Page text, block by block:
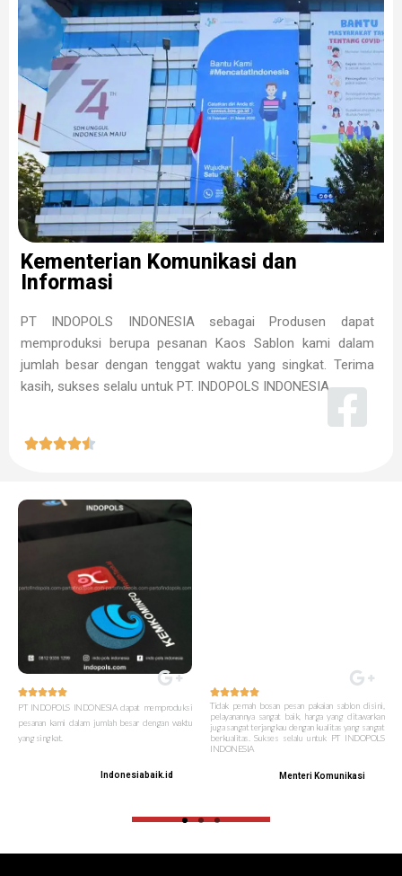
Kementerian Komunikasi dan
Informasi
PT INDOPOLS INDONESIA sebagai Produsen dapat
memproduksi berupa pesanan Kaos Sablon kami dalam
jumlah besar dengan tenggat waktu yang singkat. Terima
kasih, sukses selalu untuk PT. INDOPOLS INDONESIA


PT INDOPOLS INDONESIA dapat memproduksi
pesanan kami dalam jumlah besar dengan waktu
yang singkat.
Indonesiabaik.id

Tidak pernah bosan pesan pakaian sablon disini,
pelayanannya sangat baik, harga yang ditawarkan
juga sangat terjangkau dengan kualitas yang sangat
berkualitas. Sukses selalu untuk PT INDOPOLS
INDONESIA
Menteri Komunikasi